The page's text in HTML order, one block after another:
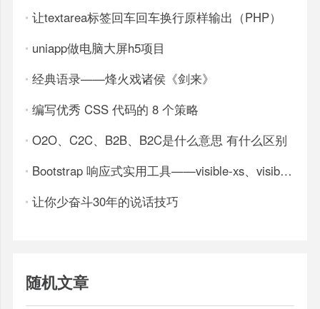
让textarea标签回车回车换行原样输出（PHP）
uniapp做电脑大屏h5项目
经典语录——烽火戏诸侯《剑来》
编写优秀 CSS 代码的 8 个策略
O2O、C2C、B2B、B2C是什么意思 有什么区别
Bootstrap 响应式实用工具——visible-xs、visible-sm、hidden-xs、hidden-sm等
让你少奋斗30年的说话技巧
随机文章